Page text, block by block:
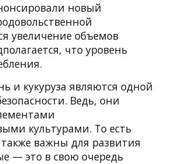
новый
увеличение объемов
что уровень
кукуруза являются одной
Ведь, они
культурами. То есть
важны для развития
— это в свою очередь